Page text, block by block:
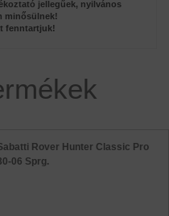
jellegűek, nyilvános
minősülnek!
fenntartjuk!
Rover Hunter Classic Pro
06 Sprg.